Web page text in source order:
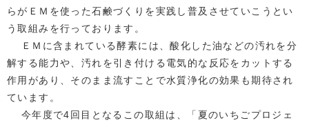
らがＥＭを使った石鹸づくりを実践し普及させていこうとい
う取組みを行っております。
ＥＭに含まれている酵素には、酸化した油などの汚れを分
解する能力や、汚れを引き付ける電気的な反応をカットする
作用があり、そのまま流すことで水質浄化の効果も期待され
ています。
今年度で4回目となるこの取組は、「夏のいちごプロジェ